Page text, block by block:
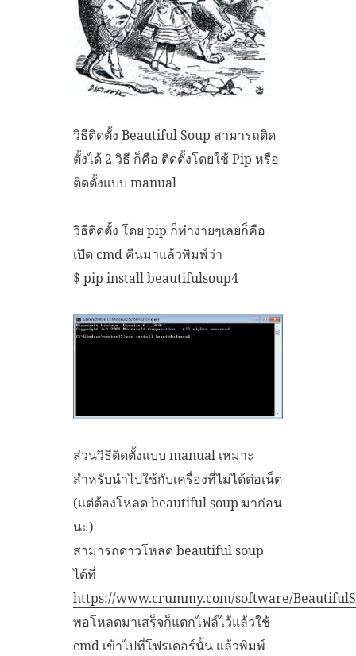
วิธีติดตั้ง Beautiful Soup สามารถติด
ตั้งได้ 2 วิธี ก็คือ ติดตั้งโดยใช้ Pip หรือ
ติดตั้งแบบ manual
วิธีติดตั้ง โดย pip ก็ทำง่ายๆเลยก็คือ
เปิด cmd คืนมาแล้วพิมพ์ว่า
$ pip install beautifulsoup4
ส่วนวิธีติดตั้งแบบ manual เหมาะ
สำหรับนำไปใช้กับเครื่องที่ไม่ได้ต่อเน็ต
(แต่ต้องโหลด beautiful soup มาก่อน
นะ)
สามารถดาวโหลด beautiful soup
ได้ที่
https://www.crummy.com/software/
พอโหลดมาเสร็จก็แตกไฟล์ไว้แล้วใช้
cmd เข้าไปที่โฟรเดอร์นั้น แล้วพิมพ์